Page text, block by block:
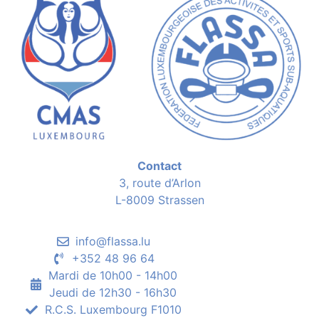
Contact
3, route d’Arlon
L-8009 Strassen
info@flassa.lu
+352 48 96 64
Mardi de 10h00 - 14h00
Jeudi de 12h30 - 16h30
R.C.S. Luxembourg F1010